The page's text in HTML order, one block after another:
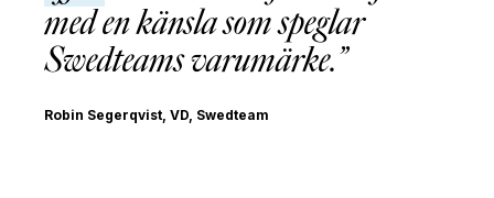
med en känsla som speglar
Swedteams varumärke.
Robin Segerqvist, VD, Swedteam